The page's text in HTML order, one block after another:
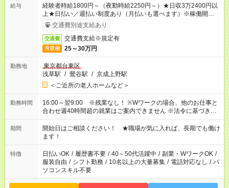
給与
経験者時給1800円～（夜勤時給2250円～）★日収3万2400円以
上★日払い／週払い制度あり（月払いも選べます）※稼働開始時
は手続き完了次第のお支払いとなります。
交通費別途支給あり
交通費 交通費支給※規定有
月収例 25～30万円
勤務地
東京都台東区
浅草駅 / 鶯谷駅 / 京成上野駅
＜ご近所の老人ホームなど＞
勤務時間
16:00～翌9:00 ※残業なし！ ※Wワークの場合、他のお仕事と
合わせ週40時間超の就業はご案内できません ※法令に基づき、
週20時間以上勤務は社会保険への加入対象となります ※労働者
派遣法（日雇い派遣の原則禁止）により、短時間・短期間の就
業はご案内が難しい場合があります
期間
開始日はご相談ください！ ★職場が気に入れば、長期でも働け
ます！
特徴 日払いOK / 履歴書不要 / 40～50代活躍中 / 副業・WワークOK /
服装自由 / シフト勤務 / 10名以上の大量募集 / 電話対応なし / パ
ソコンスキル不要